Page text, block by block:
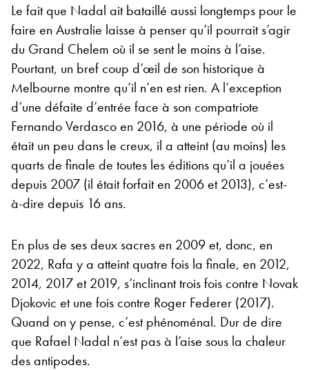
Le fait que Nadal ait bataillé aussi longtemps pour le
faire en Australie laisse à penser qu’il pourrait s’agir
du Grand Chelem où il se sent le moins à l’aise.
Pourtant, un bref coup d’œil de son historique à
Melbourne montre qu’il n’en est rien. A l’exception
d’une défaite d’entrée face à son compatriote
Fernando Verdasco en 2016, à une période où il
était un peu dans le creux, il a atteint (au moins) les
quarts de finale de toutes les éditions qu’il a jouées
depuis 2007 (il était forfait en 2006 et 2013), c’est-
à-dire depuis 16 ans.
En plus de ses deux sacres en 2009 et, donc, en
2022, Rafa y a atteint quatre fois la finale, en 2012,
2014, 2017 et 2019, s’inclinant trois fois contre Novak
Djokovic et une fois contre Roger Federer (2017).
Quand on y pense, c’est phénoménal. Dur de dire
que Rafael Nadal n’est pas à l’aise sous la chaleur
des antipodes.